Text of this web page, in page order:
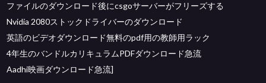
ファイルのダウンロード後にcsgoサーバーがフリーズする
Nvidia 2080ストックドライバーのダウンロード
英語のビデオダウンロード無料のpdf用の教師用ラック
4年生のバンドルカリキュラムPDFダウンロード急流
Aadhi映画ダウンロード急流]